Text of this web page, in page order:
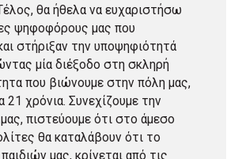
θα ήθελα να ευχαριστήσω
ψηφοφόρους μας που
στήριξαν την υποψηφιότητά
μία διέξοδο στη σκληρή
που βιώνουμε στην πόλη μας,
21 χρόνια. Συνεχίζουμε την
πιστεύουμε ότι στο άμεσο
θα καταλάβουν ότι το
μας, κρίνεται από τις